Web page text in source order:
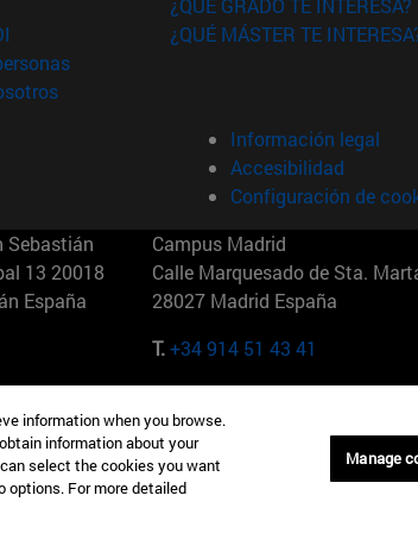
(abre en nueva ventana)
(abre en nueva ventana)
(abre en nueva ventana)
¿QUÉ GRADO TE INTERESA?
¿QUÉ MÁSTER TE
Información legal
Accesibilidad
Configuración de
Sebastián
13 20018
España
Campus Madrid
Calle Marquesado de Sta.
28027 Madrid España
T.+34 914 51 43 41
Nueva York Maria-Theresia-Straße 15
Múnich Alemania
T.+49 89 24209790
information when you browse.
information about your
select the cookies you want
options. For more detailed
Manage